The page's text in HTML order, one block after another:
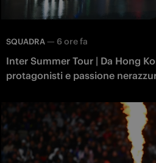
SQUADRA — 6 ore fa
Inter Summer Tour | Da Hong
protagonisti e passione